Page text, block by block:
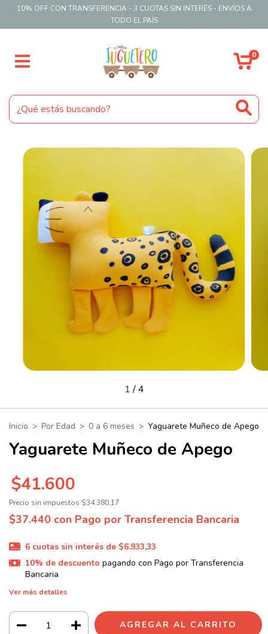
10% OFF CON TRANSFERENCIA - 3 CUOTAS SIN INTERÉS - ENVÍOS A
TODO EL PAÍS
0
1/4
Inicio > Por Edad > 0 a 6 meses > Yaguarete Muñeco de Apego
Yaguarete Muñeco de Apego
$41.600
Precio sin impuestos $34.380,17
$37.440 con Pago por Transferencia Bancaria
6 cuotas sin interés de $6.933,33
10% de descuento pagando con Pago por Transferencia
Bancaria
Ver más detalles